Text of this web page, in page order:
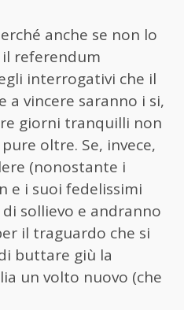
anche se non lo
referendum
interrogativi che il
a vincere saranno i si,
giorni tranquilli non
oltre. Se, invece,
(nonostante i
e i suoi fedelissimi
sollievo e andranno
il traguardo che si
buttare giù la
un volto nuovo (che